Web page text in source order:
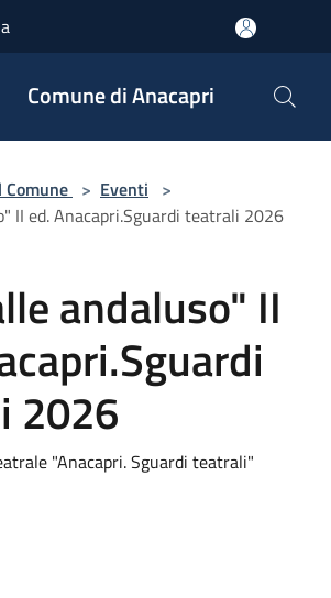
Comune di Anacapri
> Eventi >
II ed. Anacapri.Sguardi teatrali 2026
andaluso" II
2026
"Anacapri. Sguardi teatrali"